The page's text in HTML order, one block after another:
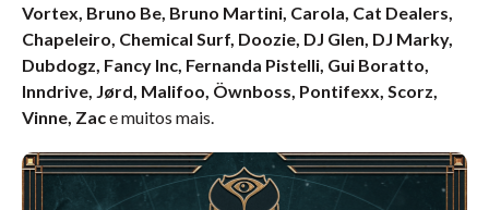
Vortex, Bruno Be, Bruno Martini, Carola, Cat Dealers,
Chapeleiro, Chemical Surf, Doozie, DJ Glen, DJ Marky,
Dubdogz, Fancy Inc, Fernanda Pistelli, Gui Boratto,
Inndrive, Jørd, Malifoo, Öwnboss, Pontifexx, Scorz,
Vinne, Zace muitos mais.